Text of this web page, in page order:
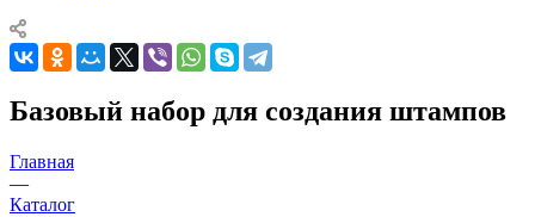
Базовый набор для создания штампов
Главная
—
Каталог